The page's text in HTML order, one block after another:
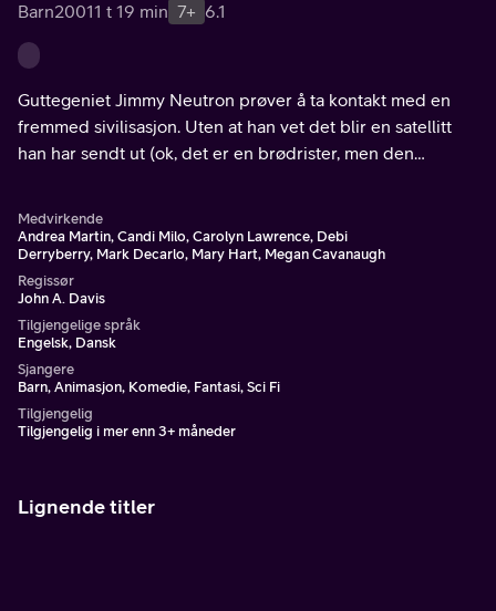
Barn20011 t 19 min 7+ 6.1
Guttegeniet Jimmy Neutron prøver å ta kontakt med en
fremmed sivilisasjon. Uten at han vet det blir en satellitt
han har sendt ut (ok, det er en brødrister, men den
Medvirkende
Andrea Martin, Candi Milo, Carolyn Lawrence, Debi
Derryberry, Mark Decarlo, Mary Hart, Megan Cavanaugh
Regissør
John A. Davis
Tilgjengelige språk
Engelsk, Dansk
Sjangere
Barn, Animasjon, Komedie, Fantasi, Sci Fi
Tilgjengelig
Tilgjengelig i mer enn 3+ måneder
Lignende titler